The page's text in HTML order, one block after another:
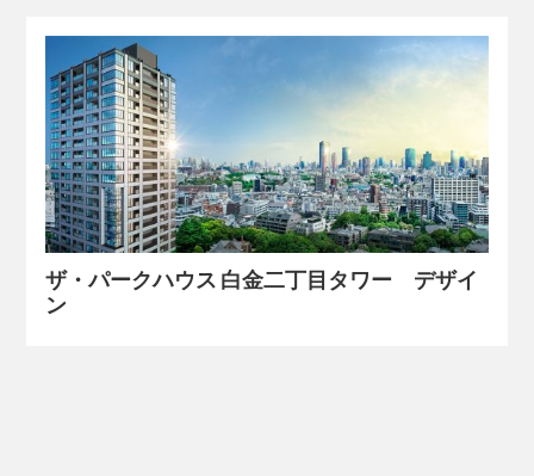
ザ・パークハウス 白金二丁目タワー デザイ
ン